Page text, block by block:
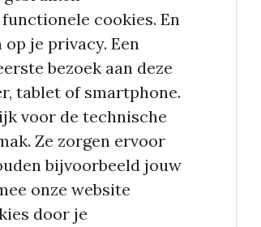
cookies. En
je privacy. Een
bezoek aan deze
tablet of smartphone.
voor de technische
Ze zorgen ervoor
bijvoorbeeld jouw
onze website
door je